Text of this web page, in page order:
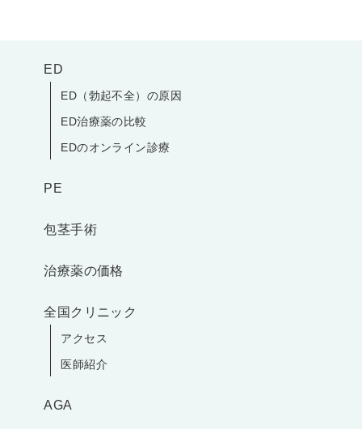
ED
ED（勃起不全）の原因
ED治療薬の比較
EDのオンライン診療
PE
包茎手術
治療薬の価格
全国クリニック
アクセス
医師紹介
AGA